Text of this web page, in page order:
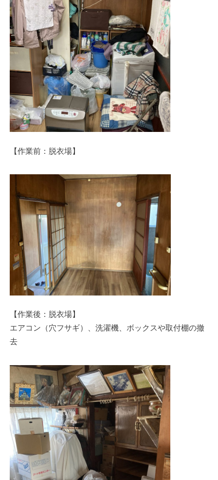
【作業前：脱衣場】
【作業後：脱衣場】
エアコン（穴フサギ）、洗濯機、ボックスや取付棚の撤
去